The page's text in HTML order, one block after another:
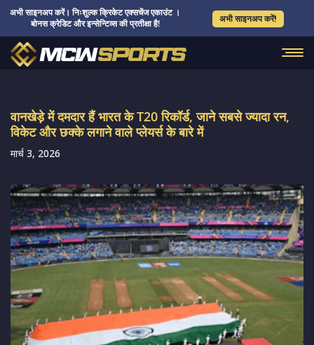
अभी साइनअप करें। निःशुल्क क्रिकेट एक्सचेंज एकाउंट ।
बोनस क्रेडिट और इन्सेन्टिव्स की प्रतीक्षा है!
अभी साइनअप करें!
वानखेड़े में दमदार हैं भारत के T20 रिकॉर्ड, जाने सबसे ज्यादा रन,
विकेट और छक्के लगाने वाले प्लेयर्स के बारे में
मार्च 3, 2026